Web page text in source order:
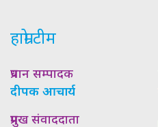
हाम्रो टीम
प्रधान सम्पादक
दीपक आचार्य
प्रमुख संवाददाता